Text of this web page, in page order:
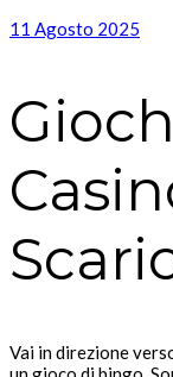
11 Agosto 2025
Vai in direzione